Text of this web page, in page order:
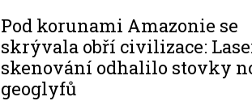
Pod korunami Amazonie se
skrývala obří civilizace:
skenování odhalilo stovky
geoglyfů